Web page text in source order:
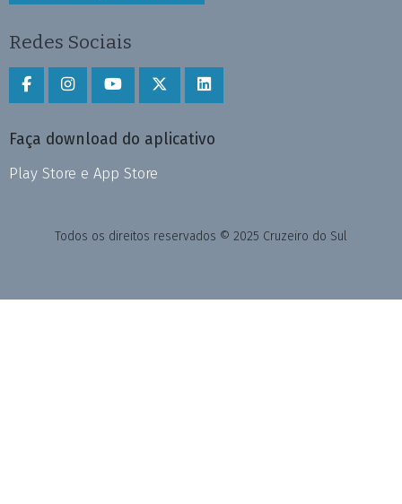
Redes Sociais
Faça download do aplicativo
Play Store e App Store
Todos os direitos reservados © 2025 Cruzeiro do Sul